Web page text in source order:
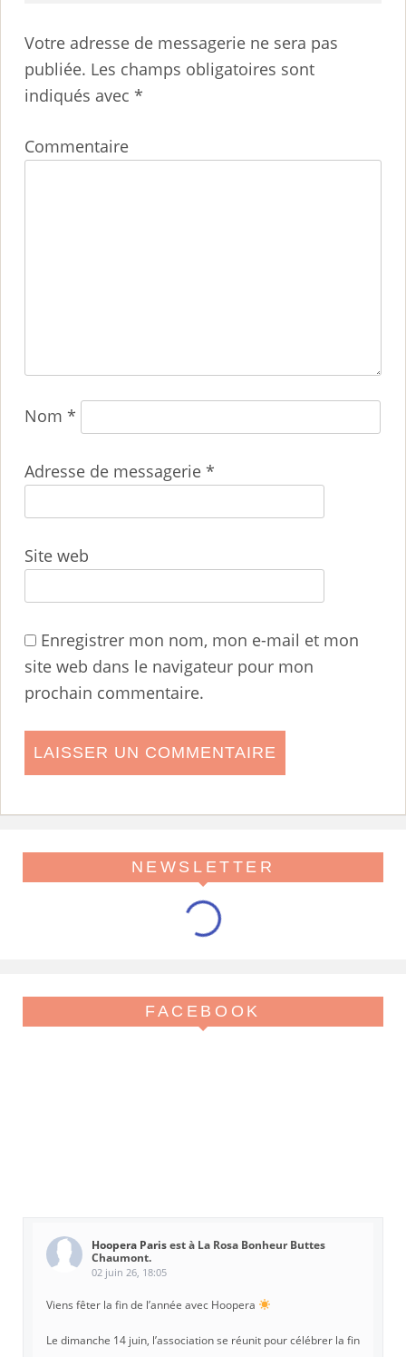
Votre adresse de messagerie ne sera pas
publiée. Les champs obligatoires sont
indiqués avec*
Commentaire
Nom*
Adresse de messagerie*
Site web
Enregistrer mon nom, mon e-mail et mon
site web dans le navigateur pour mon
prochain commentaire.
NEWSLETTER
FACEBOOK
Hoopera Parisest à La Rosa Bonheur Buttes
Chaumont.
02 juin 26, 18:05
Viens fêter la fin de l’année avec Hoopera
Le dimanche 14 juin, l’association se réunit pour célébrer la fin